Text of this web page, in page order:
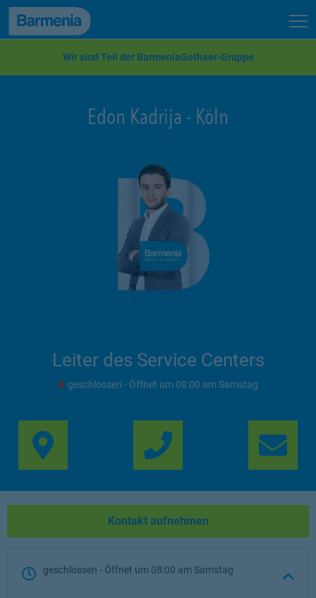
zum Seiteninhalt
Back to top
Wir sind Teil der BarmeniaGothaer-Gruppe
Edon Kadrija - Köln
Leiter des Service Centers
geschlossen - Öffnet um 08:00 Samstag
Link Opens in New
Kontakt aufnehmen
geschlossen - Öffnet um 08:00 Samstag